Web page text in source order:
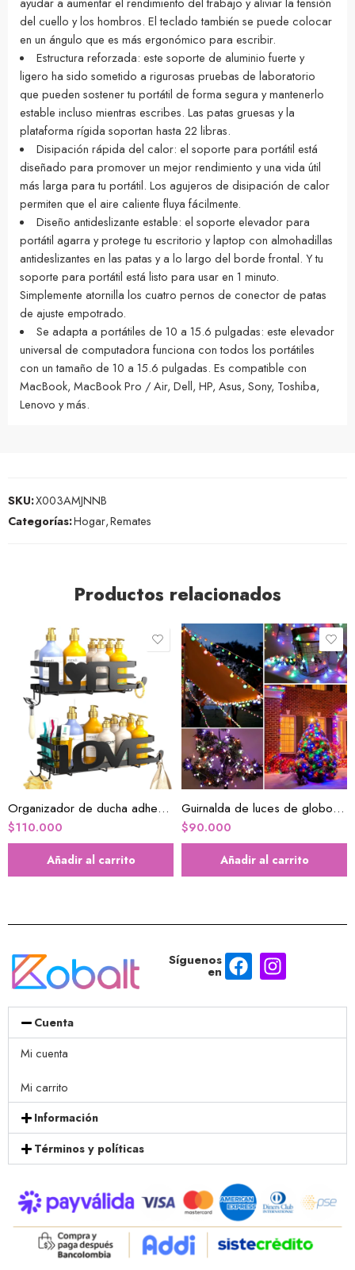
del cuello y los hombros. El teclado también se puede colocar
en un ángulo que es más ergonómico para escribir.
Estructura reforzada: este soporte de aluminio fuerte y
ligero ha sido sometido a rigurosas pruebas de laboratorio
que pueden sostener tu portátil de forma segura y mantenerlo
estable incluso mientras escribes. Las patas gruesas y la
plataforma rígida soportan hasta 22 libras.
Disipación rápida del calor: el soporte para portátil está
diseñado para promover un mejor rendimiento y una vida útil
más larga para tu portátil. Los agujeros de disipación de calor
permiten que el aire caliente fluya fácilmente.
Diseño antideslizante estable: el soporte elevador para
portátil agarra y protege tu escritorio y laptop con almohadillas
antideslizantes en las patas y a lo largo del borde frontal. Y tu
soporte para portátil está listo para usar en 1 minuto.
Simplemente atornilla los cuatro pernos de conector de patas
de ajuste empotrado.
Se adapta a portátiles de 10 a 15.6 pulgadas: este elevador
universal de computadora funciona con todos los portátiles
con un tamaño de 10 a 15.6 pulgadas. Es compatible con
MacBook, MacBook Pro / Air, Dell, HP, Asus, Sony, Toshiba,
Lenovo y más.
SKU:X003AMJNNB
Categorías:Hogar,Remates
Productos relacionados
Organizador de ducha adhesivo
$110.000
Añadir al carrito
Guirnalda de luces de globo a pilas
$90.000
Añadir al carrito
Síguenos
en
Cuenta
Mi cuenta
Mi carrito
Información
Términos y políticas